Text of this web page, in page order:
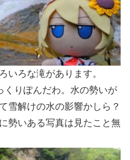
いろな滝があります。
くりぽんだわ。水の勢いが
雪解けの水の影響かしら？
勢いある写真は見たこと無